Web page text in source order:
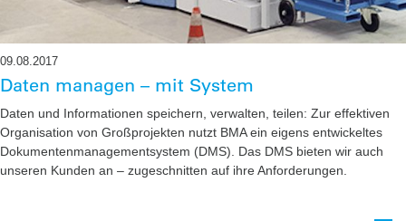
09.08.2017
Daten managen – mit System
Daten und Informationen ­speichern, verwalten, teilen: Zur effektiven
Organisation von Großprojekten nutzt BMA ein eigens entwickeltes
Dokumentenmanagementsystem (DMS). Das DMS bieten wir auch
unseren Kunden an – zugeschnitten auf ihre Anforderungen.